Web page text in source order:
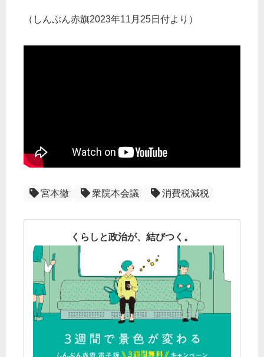
（しんぶん赤旗2023年11月25日付より）
宮本徹 衆院本会議 消費税減税
くらしと政治が、結びつく。